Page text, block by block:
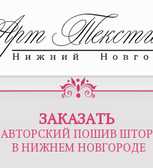
ЗАКАЗАТЬ
АВТОРСКИЙ ПОШИВ ШТОР
В НИЖНЕМ НОВГОРОДЕ